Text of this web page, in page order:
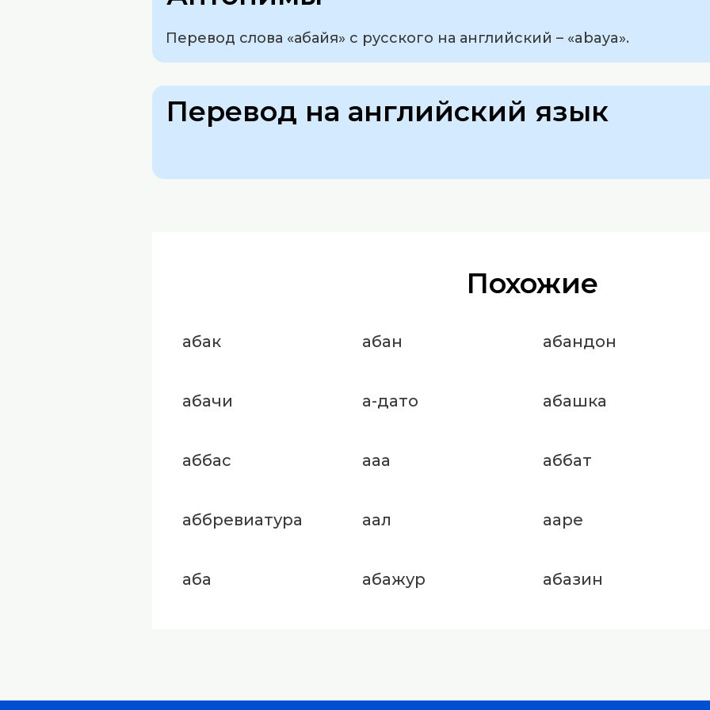
Перевод слова «абайя» с русского на английский – «abaya».
Перевод на английский язык
Похожие
абак абан абандон
абачи а-дато абашка
аббас ааа аббат
аббревиатура аал ааре
аба абажур абазин